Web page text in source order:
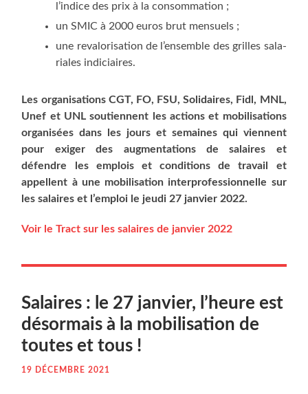
l’indice des prix à la consommation ;
un SMIC à 2000 euros brut mensuels ;
une reva­lo­ri­sa­tion de l’ensemble des grilles sala­
riales indiciaires.
Les orga­ni­sa­tions CGT, FO, FSU, Soli­daires, Fidl, MNL,
Unef et UNL sou­tiennent les actions et mobi­li­sa­tions
orga­ni­sées dans les jours et semaines qui viennent
pour exi­ger des aug­men­ta­tions de salaires et
défendre les emplois et condi­tions de tra­vail et
appellent à une mobi­li­sa­tion inter­pro­fes­sion­nelle sur
les salaires et l’emploi le jeu­di 27 jan­vier 2022.
Voir le Tract sur les salaires de jan­vier 2022
Salaires : le 27 jan­vier, l’heure est
désor­mais à la mobi­li­sa­tion de
toutes et tous !
19 DÉCEMBRE 2021